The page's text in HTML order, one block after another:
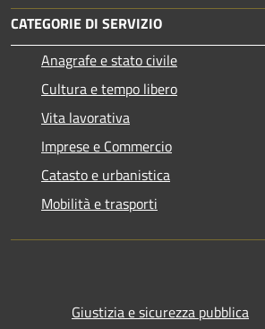
CATEGORIE DI SERVIZIO
Anagrafe e stato civile
Cultura e tempo libero
Vita lavorativa
Imprese e Commercio
Catasto e urbanistica
Mobilità e trasporti
Giustizia e sicurezza pubblica